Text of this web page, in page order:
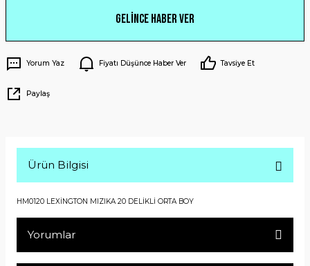
Gelince Haber Ver
Yorum Yaz Fiyatı Düşünce Haber Ver Tavsiye Et
Paylaş
Ürün Bilgisi
HM0120 LEXİNGTON MIZIKA 20 DELİKLİ ORTA BOY
Yorumlar